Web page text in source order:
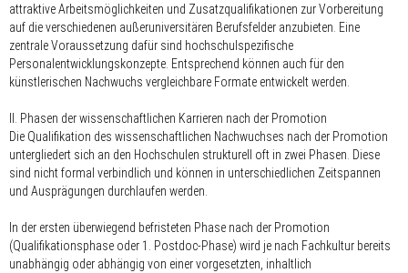
attraktive Arbeitsmöglichkeiten und Zusatzqualifikationen zur Vorbereitung
auf die verschiedenen außeruniversitären Berufsfelder anzubieten. Eine
zentrale Voraussetzung dafür sind hochschulspezifische
Personalentwicklungskonzepte. Entsprechend können auch für den
künstlerischen Nachwuchs vergleichbare Formate entwickelt werden.
II. Phasen der wissenschaftlichen Karrieren nach der Promotion
Die Qualifikation des wissenschaftlichen Nachwuchses nach der Promotion
untergliedert sich an den Hochschulen strukturell oft in zwei Phasen. Diese
sind nicht formal verbindlich und können in unterschiedlichen Zeitspannen
und Ausprägungen durchlaufen werden.
In der ersten überwiegend befristeten Phase nach der Promotion
(Qualifikationsphase oder 1. Postdoc-Phase) wird je nach Fachkultur bereits
unabhängig oder abhängig von einer vorgesetzten, inhaltlich